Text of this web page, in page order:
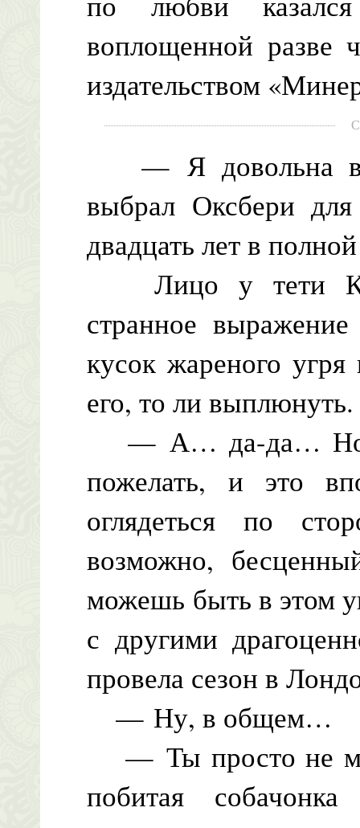
воплощенной разве
издательством
— Я довольна
выбрал Оксбери
двадцать лет в
Лицо у тети
странное
кусок жареного
его, то ли выплюнуть.
— А… да-да… Но я
пожелать, и это
оглядеться по
возможно,
можешь быть в этом
с другими
провела сезон в
— Ну, в общем…
— Ты просто не
побитая